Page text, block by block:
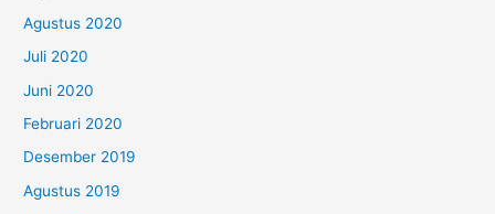
Agustus 2020
Juli 2020
Juni 2020
Februari 2020
Desember 2019
Agustus 2019